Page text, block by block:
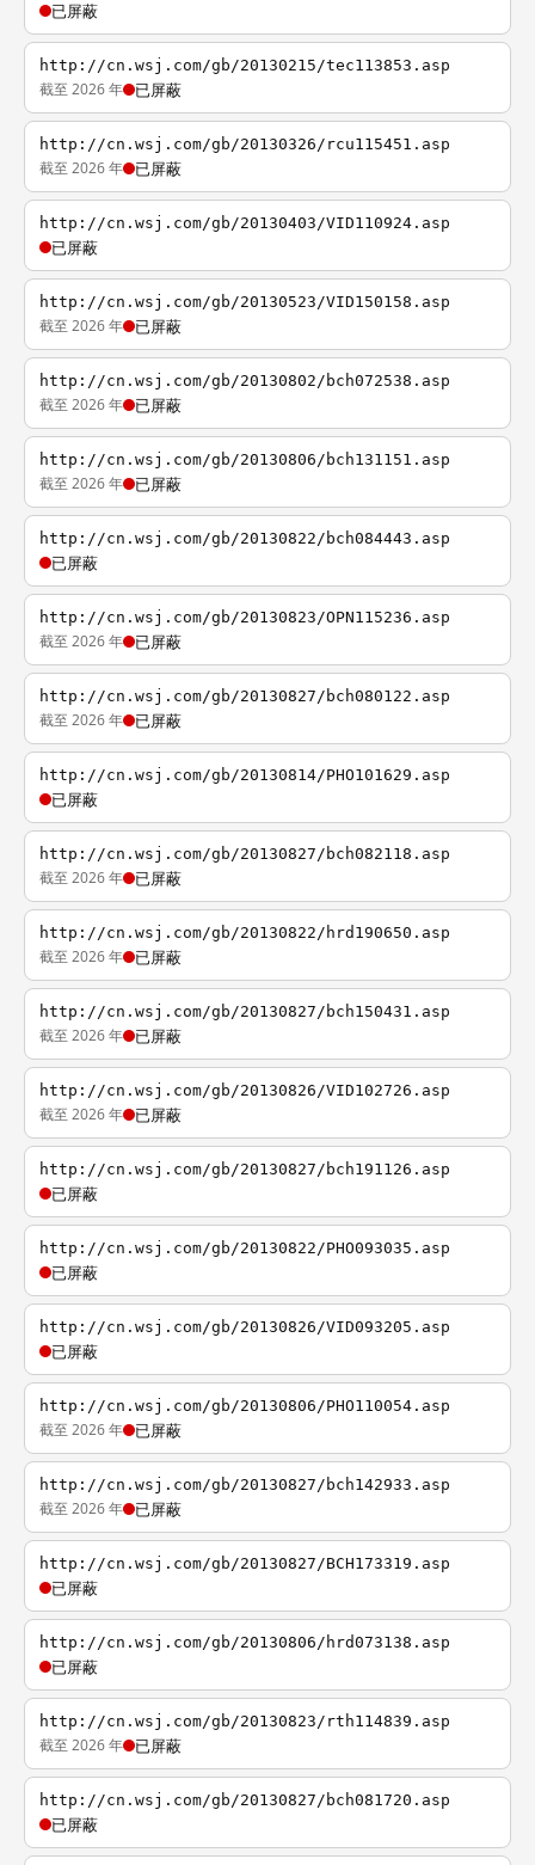
已屏蔽
http://cn.wsj.com/gb/20130215/tec113853.asp
截至 2026 年 已屏蔽
http://cn.wsj.com/gb/20130326/rcu115451.asp
截至 2026 年 已屏蔽
http://cn.wsj.com/gb/20130403/VID110924.asp
已屏蔽
http://cn.wsj.com/gb/20130523/VID150158.asp
截至 2026 年 已屏蔽
http://cn.wsj.com/gb/20130802/bch072538.asp
截至 2026 年 已屏蔽
http://cn.wsj.com/gb/20130806/bch131151.asp
截至 2026 年 已屏蔽
http://cn.wsj.com/gb/20130822/bch084443.asp
已屏蔽
http://cn.wsj.com/gb/20130823/OPN115236.asp
截至 2026 年 已屏蔽
http://cn.wsj.com/gb/20130827/bch080122.asp
截至 2026 年 已屏蔽
http://cn.wsj.com/gb/20130814/PHO101629.asp
已屏蔽
http://cn.wsj.com/gb/20130827/bch082118.asp
截至 2026 年 已屏蔽
http://cn.wsj.com/gb/20130822/hrd190650.asp
截至 2026 年 已屏蔽
http://cn.wsj.com/gb/20130827/bch150431.asp
截至 2026 年 已屏蔽
http://cn.wsj.com/gb/20130826/VID102726.asp
截至 2026 年 已屏蔽
http://cn.wsj.com/gb/20130827/bch191126.asp
已屏蔽
http://cn.wsj.com/gb/20130822/PHO093035.asp
已屏蔽
http://cn.wsj.com/gb/20130826/VID093205.asp
已屏蔽
http://cn.wsj.com/gb/20130806/PHO110054.asp
截至 2026 年 已屏蔽
http://cn.wsj.com/gb/20130827/bch142933.asp
截至 2026 年 已屏蔽
http://cn.wsj.com/gb/20130827/BCH173319.asp
已屏蔽
http://cn.wsj.com/gb/20130806/hrd073138.asp
已屏蔽
http://cn.wsj.com/gb/20130823/rth114839.asp
截至 2026 年 已屏蔽
http://cn.wsj.com/gb/20130827/bch081720.asp
已屏蔽